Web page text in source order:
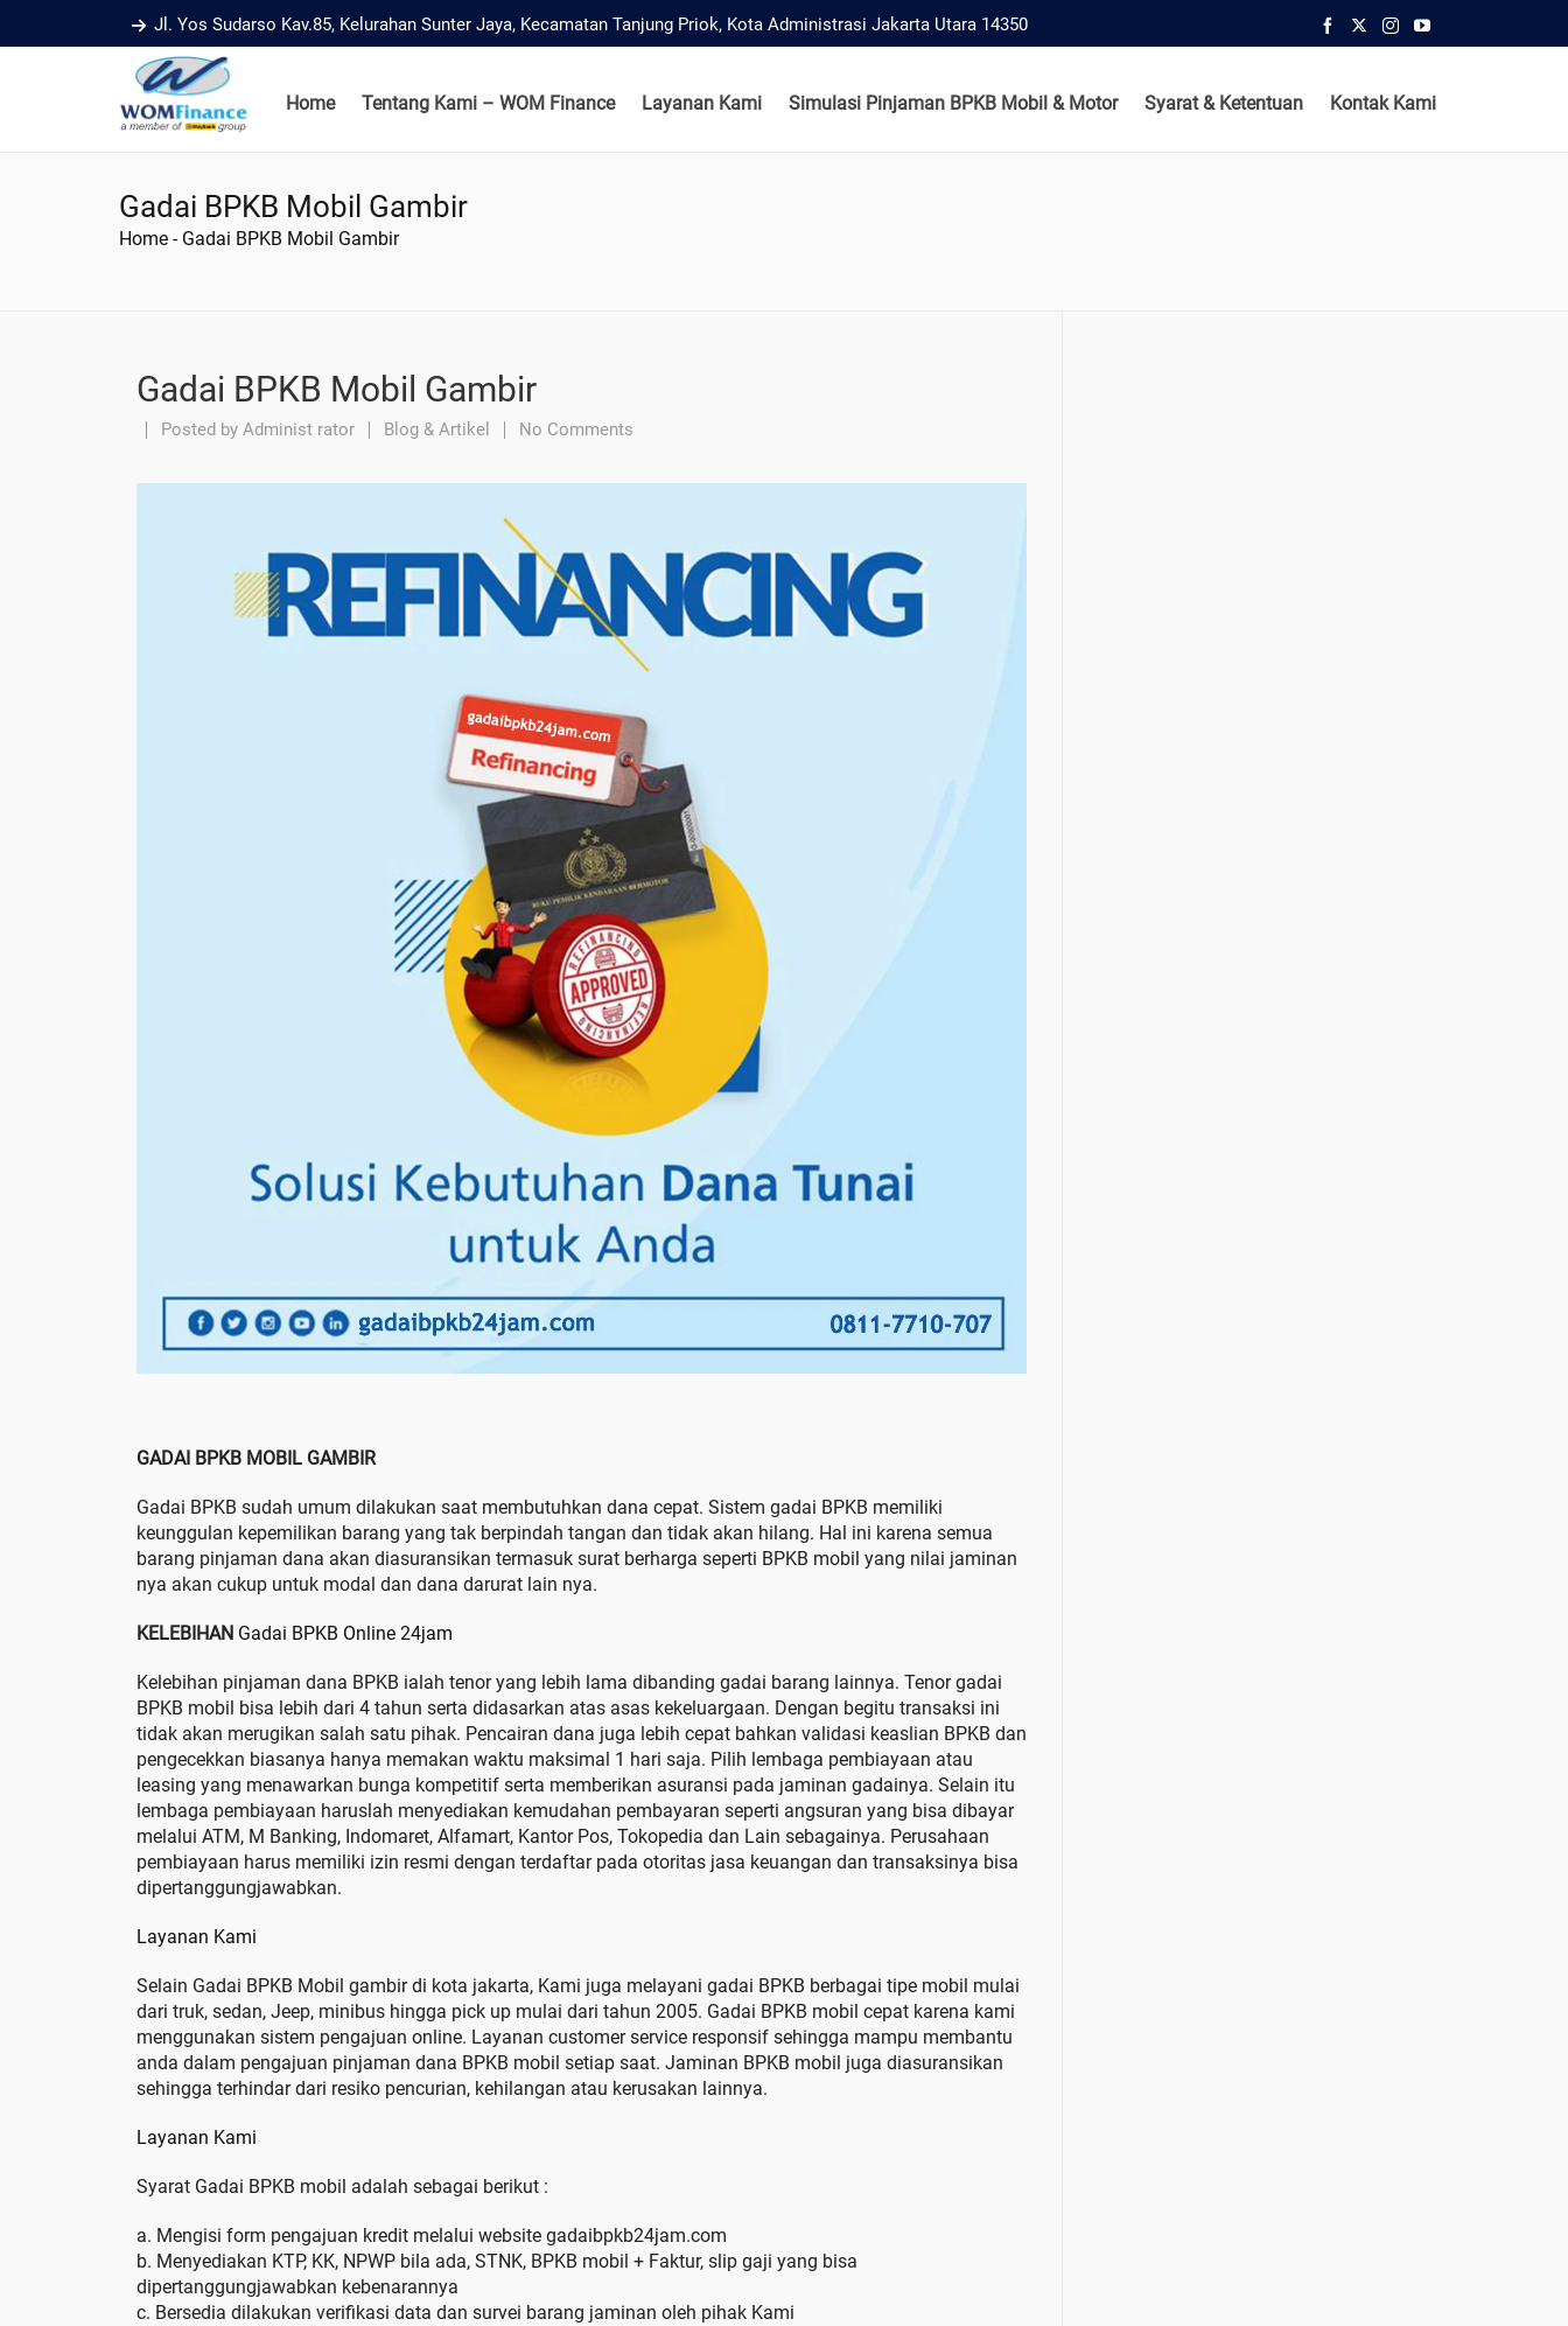
Jl. Yos Sudarso Kav.85, Kelurahan Sunter Jaya, Kecamatan Tanjung Priok, Kota Administrasi Jakarta Utara 14350
Home Tentang Kami – WOM Finance Layanan Kami Simulasi Pinjaman BPKB Mobil & Motor Syarat & Ketentuan Kontak Kami
Gadai BPKB Mobil Gambir
Home - Gadai BPKB Mobil Gambir
Gadai BPKB Mobil Gambir
Posted by Administ rator Blog & Artikel No Comments
GADAI BPKB MOBIL GAMBIR
Gadai BPKB sudah umum dilakukan saat membutuhkan dana cepat. Sistem gadai BPKB memiliki
keunggulan kepemilikan barang yang tak berpindah tangan dan tidak akan hilang. Hal ini karena semua
barang pinjaman dana akan diasuransikan termasuk surat berharga seperti BPKB mobil yang nilai jaminan
nya akan cukup untuk modal dan dana darurat lain nya.
KELEBIHAN Gadai BPKB Online 24jam
Kelebihan pinjaman dana BPKB ialah tenor yang lebih lama dibanding gadai barang lainnya. Tenor gadai
BPKB mobil bisa lebih dari 4 tahun serta didasarkan atas asas kekeluargaan. Dengan begitu transaksi ini
tidak akan merugikan salah satu pihak. Pencairan dana juga lebih cepat bahkan validasi keaslian BPKB dan
pengecekkan biasanya hanya memakan waktu maksimal 1 hari saja. Pilih lembaga pembiayaan atau
leasing yang menawarkan bunga kompetitif serta memberikan asuransi pada jaminan gadainya. Selain itu
lembaga pembiayaan haruslah menyediakan kemudahan pembayaran seperti angsuran yang bisa dibayar
melalui ATM, M Banking, Indomaret, Alfamart, Kantor Pos, Tokopedia dan Lain sebagainya. Perusahaan
pembiayaan harus memiliki izin resmi dengan terdaftar pada otoritas jasa keuangan dan transaksinya bisa
dipertanggungjawabkan.
Layanan Kami
Selain Gadai BPKB Mobil gambir di kota jakarta, Kami juga melayani gadai BPKB berbagai tipe mobil mulai
dari truk, sedan, Jeep, minibus hingga pick up mulai dari tahun 2005. Gadai BPKB mobil cepat karena kami
menggunakan sistem pengajuan online. Layanan customer service responsif sehingga mampu membantu
anda dalam pengajuan pinjaman dana BPKB mobil setiap saat. Jaminan BPKB mobil juga diasuransikan
sehingga terhindar dari resiko pencurian, kehilangan atau kerusakan lainnya.
Layanan Kami
Syarat Gadai BPKB mobil adalah sebagai berikut :
a. Mengisi form pengajuan kredit melalui website gadaibpkb24jam.com
b. Menyediakan KTP, KK, NPWP bila ada, STNK, BPKB mobil + Faktur, slip gaji yang bisa
dipertanggungjawabkan kebenarannya
c. Bersedia dilakukan verifikasi data dan survei barang jaminan oleh pihak Kami